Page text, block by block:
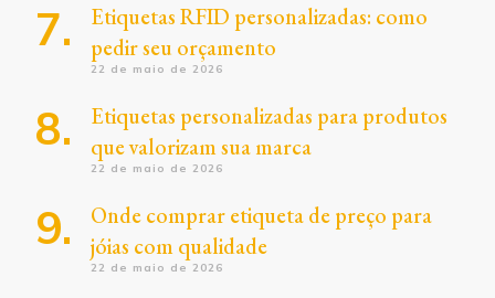
Etiquetas RFID personalizadas: como
pedir seu orçamento
22 de maio de 2026
Etiquetas personalizadas para produtos
que valorizam sua marca
22 de maio de 2026
Onde comprar etiqueta de preço para
jóias com qualidade
22 de maio de 2026